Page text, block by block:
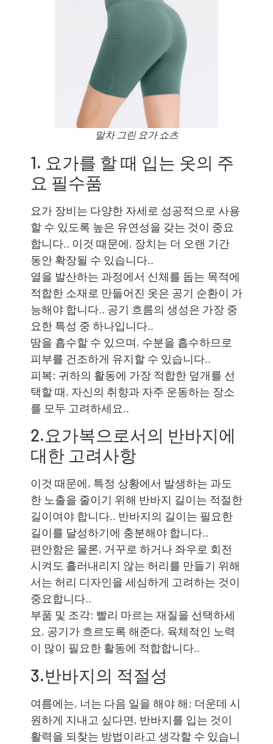
말차 그린 요가 쇼츠
1. 요가를 할 때 입는 옷의 주
요 필수품
요가 장비는 다양한 자세로 성공적으로 사용
할 수 있도록 높은 유연성을 갖는 것이 중요
합니다.. 이것 때문에, 장치는 더 오랜 기간
동안 확장될 수 있습니다..
열을 발산하는 과정에서 신체를 돕는 목적에
적합한 소재로 만들어진 옷은 공기 순환이 가
능해야 합니다.. 공기 흐름의 생성은 가장 중
요한 특성 중 하나입니다..
땀을 흡수할 수 있으며, 수분을 흡수하므로
피부를 건조하게 유지할 수 있습니다..
피복: 귀하의 활동에 가장 적합한 덮개를 선
택할 때, 자신의 취향과 자주 운동하는 장소
를 모두 고려하세요..
2.요가복으로서의 반바지에
대한 고려사항
이것 때문에, 특정 상황에서 발생하는 과도
한 노출을 줄이기 위해 반바지 길이는 적절한
길이여야 합니다.. 반바지의 길이는 필요한
길이를 달성하기에 충분해야 합니다..
편안함은 물론, 거꾸로 하거나 좌우로 회전
시켜도 흘러내리지 않는 허리를 만들기 위해
서는 허리 디자인을 세심하게 고려하는 것이
중요합니다..
부품 및 조각: 빨리 마르는 재질을 선택하세
요, 공기가 흐르도록 해준다, 육체적인 노력
이 많이 필요한 활동에 적합합니다..
3.반바지의 적절성
여름에는, 너는 다음 일을 해야 해: 더운데 시
원하게 지내고 싶다면, 반바지를 입는 것이
활력을 되찾는 방법이라고 생각할 수 있습니